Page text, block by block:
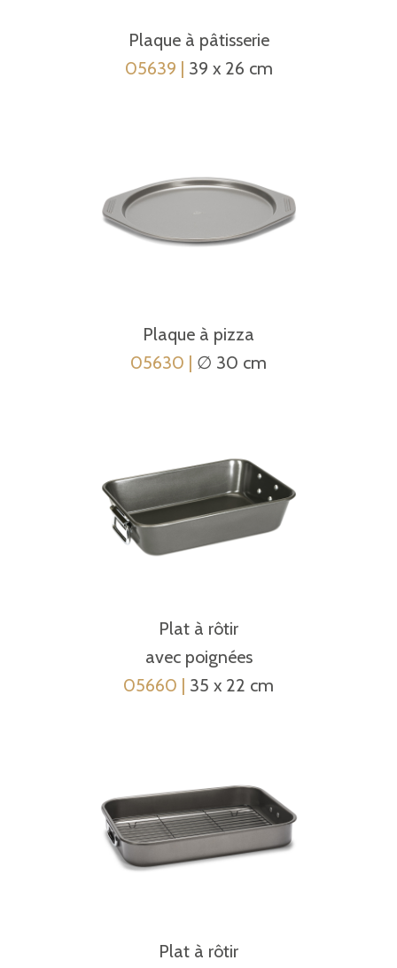
Plaque à pâtisserie
05639 | 39 x 26 cm
Plaque à pizza
05630 | ∅ 30 cm
Plat à rôtir
avec poignées
05660 | 35 x 22 cm
Plat à rôtir